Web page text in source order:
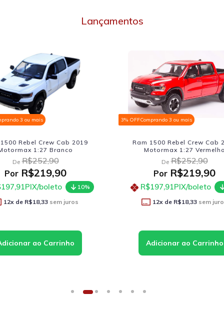
Lançamentos
3 ou mais
1500 Rebel Crew Cab 2019
1:27 Vermelho
De R$252,90
Por R$219,90
PIX/boleto
10%
12 x de R$18,33sem juros
3% OFFComprando 3 ou mais
Jeep Willys Pickup 1947
Verde
De R$206,90
Por R$179,90
R$161,91PIX/boleto
12 x de R$14,99sem